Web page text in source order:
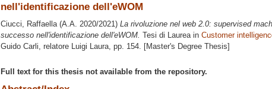
nell'identificazione dell'eWOM
Ciucci, Raffaella(A.A. 2020/2021) La rivoluzione nel web 2.0: supervised
successo nell'identificazione dell'eWOM. Tesi di Laurea in Customer
Guido Carli, relatore Luigi Laura, pp. 154. [Master's Degree Thesis]
Full text for this thesis not available from the repository.